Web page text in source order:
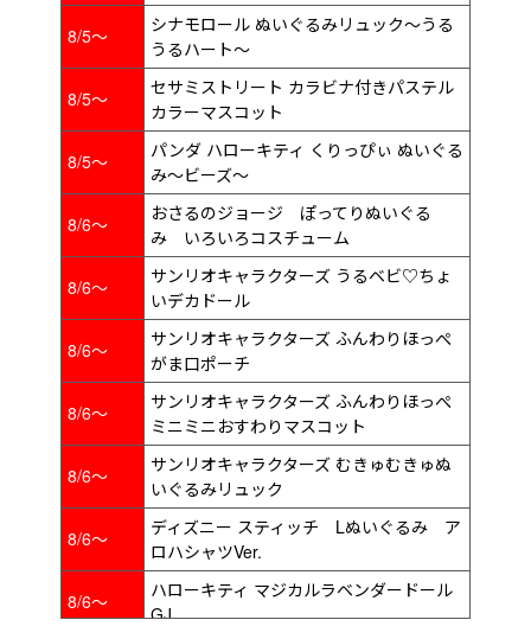
8/5～
シナモロール ぬいぐるみリュック～うる
うるハート～
8/5～
セサミストリート カラビナ付きパステル
カラーマスコット
8/5～
パンダ ハローキティ くりっぴぃ ぬいぐる
み～ビーズ～
8/6～
おさるのジョージ ぽってりぬいぐる
み いろいろコスチューム
8/6～
サンリオキャラクターズ うるベビ♡ちょ
いデカドール
8/6～
サンリオキャラクターズ ふんわりほっぺ
がま口ポーチ
8/6～
サンリオキャラクターズ ふんわりほっぺ
ミニミニおすわりマスコット
8/6～
サンリオキャラクターズ むきゅむきゅぬ
いぐるみリュック
8/6～
ディズニー スティッチ Lぬいぐるみ ア
ロハシャツVer.
8/6～
ハローキティ マジカルラベンダードール
GJ